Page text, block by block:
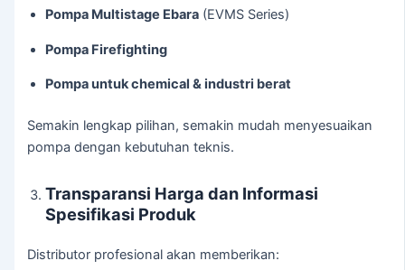
Pompa Multistage Ebara (EVMS Series)
Pompa Firefighting
Pompa untuk chemical & industri berat
Semakin lengkap pilihan, semakin mudah menyesuaikan
pompa dengan kebutuhan teknis.
Transparansi Harga dan Informasi
Spesifikasi Produk
Distributor profesional akan memberikan: